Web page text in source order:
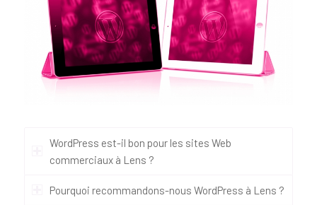
WordPress est-il bon pour les sites Web
commerciaux à Lens ?
Pourquoi recommandons-nous WordPress à Lens ?